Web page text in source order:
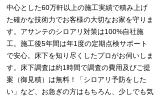
中心とした60万軒以上の施工実績で積み上げ
た確かな技術力でお客様の大切なお家を守りま
す。アサンテのシロアリ対策は100%自社施
工。施工後5年間は年1度の定期点検サポート
で安心。床下を知り尽くしたプロがお伺いしま
す。床下調査は約1時間で調査の費用及びご提
案（御見積）は無料！「シロアリ予防をした
い」など、お急ぎの方はもちろん、少しでも気